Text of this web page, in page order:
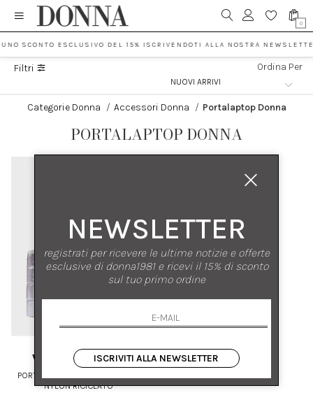
0
SCONTO ESCLUSIVO DEL 15% ISCRIVENDOTI ALLA NOSTRA
Filtri Ordina Per
Categorie Donna / Accessori Donna / Portalaptop Donna
PORTALAPTOP DONNA
nuovi arrivi
saldi
VEE COLLECTIVE
PORTALAPTOP IMPERMEABILE IN
NYLON RICICLATO
NEWSLETTER
registrati per ricevere le ultime notizie e offerte
esclusive di donna1981 e ricevi il 15% di sconto
sul tuo primo ordine
ISCRIVITI ALLA NEWSLETTER